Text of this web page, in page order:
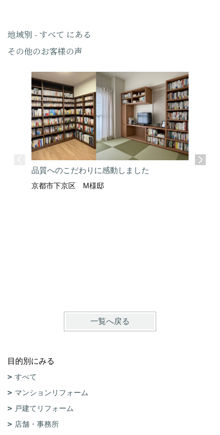
地域別 - すべて にある
その他のお客様の声
品質へのこだわりに感動しました
京都市下京区 M様邸
一覧へ戻る
目的別にみる
すべて
マンションリフォーム
戸建てリフォーム
店舗・事務所